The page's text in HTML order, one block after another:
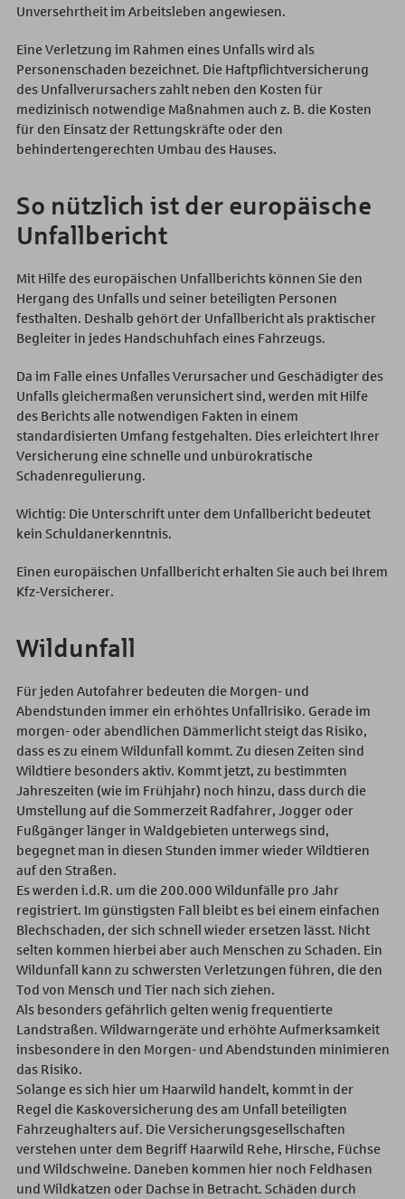
Unversehrtheit im Arbeitsleben angewiesen.
Eine Verletzung im Rahmen eines Unfalls wird als
Personenschaden bezeichnet. Die Haftpflichtversicherung
des Unfallverursachers zahlt neben den Kosten für
medizinisch notwendige Maßnahmen auch z. B. die Kosten
für den Einsatz der Rettungskräfte oder den
behindertengerechten Umbau des Hauses.
So nützlich ist der europäische
Unfallbericht
Mit Hilfe des europäischen Unfallberichts können Sie den
Hergang des Unfalls und seiner beteiligten Personen
festhalten. Deshalb gehört der Unfallbericht als praktischer
Begleiter in jedes Handschuhfach eines Fahrzeugs.
Da im Falle eines Unfalles Verursacher und Geschädigter des
Unfalls gleichermaßen verunsichert sind, werden mit Hilfe
des Berichts alle notwendigen Fakten in einem
standardisierten Umfang festgehalten. Dies erleichtert Ihrer
Versicherung eine schnelle und unbürokratische
Schadenregulierung.
Wichtig: Die Unterschrift unter dem Unfallbericht bedeutet
kein Schuldanerkenntnis.
Einen europäischen Unfallbericht erhalten Sie auch bei Ihrem
Kfz-Versicherer.
Wildunfall
Für jeden Autofahrer bedeuten die Morgen- und
Abendstunden immer ein erhöhtes Unfallrisiko. Gerade im
morgen- oder abendlichen Dämmerlicht steigt das Risiko,
dass es zu einem Wildunfall kommt. Zu diesen Zeiten sind
Wildtiere besonders aktiv. Kommt jetzt, zu bestimmten
Jahreszeiten (wie im Frühjahr) noch hinzu, dass durch die
Umstellung auf die Sommerzeit Radfahrer, Jogger oder
Fußgänger länger in Waldgebieten unterwegs sind,
begegnet man in diesen Stunden immer wieder Wildtieren
auf den Straßen.
Es werden i.d.R. um die 200.000 Wildunfälle pro Jahr
registriert. Im günstigsten Fall bleibt es bei einem einfachen
Blechschaden, der sich schnell wieder ersetzen lässt. Nicht
selten kommen hierbei aber auch Menschen zu Schaden. Ein
Wildunfall kann zu schwersten Verletzungen führen, die den
Tod von Mensch und Tier nach sich ziehen.
Als besonders gefährlich gelten wenig frequentierte
Landstraßen. Wildwarngeräte und erhöhte Aufmerksamkeit
insbesondere in den Morgen- und Abendstunden minimieren
das Risiko.
Solange es sich hier um Haarwild handelt, kommt in der
Regel die Kaskoversicherung des am Unfall beteiligten
Fahrzeughalters auf. Die Versicherungsgesellschaften
verstehen unter dem Begriff Haarwild Rehe, Hirsche, Füchse
und Wildschweine. Daneben kommen hier noch Feldhasen
und Wildkatzen oder Dachse in Betracht. Schäden durch